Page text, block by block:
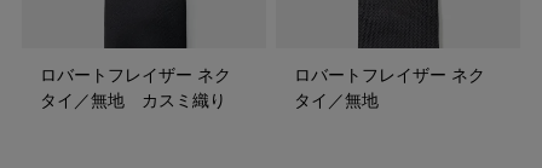
ロバートフレイザー ネク
タイ／無地 カスミ織り
ロバートフレイザー ネク
タイ／無地